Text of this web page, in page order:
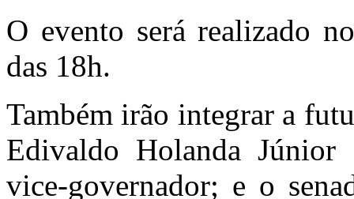
O evento será realizado
das 18h.
Também irão integrar a
Edivaldo Holanda Júnior
vice-governador; e o